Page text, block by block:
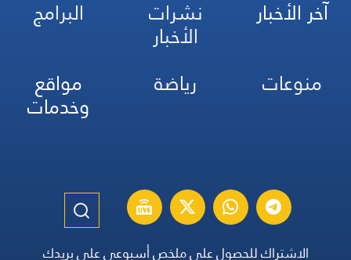
آخر الأخبار نشرات
الأخبار
البرامج
منوعات
رياضة مواقع
وخدمات